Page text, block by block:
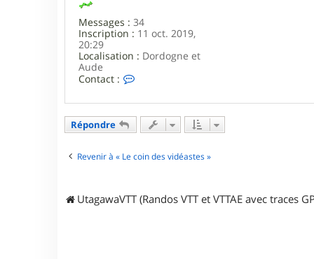
e
c
Messages : 34
Inscription : 11 oct. 2019,
20:29
Localisation : Dordogne et
Aude
Contact :
c
e
p
Répondre
Revenir à « Le coin des vidéastes »
UtagawaVTT (Randos VTT et VTTAE avec traces